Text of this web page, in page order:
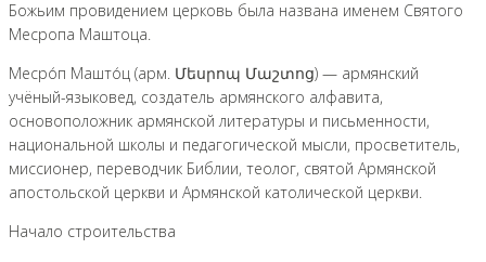
Божьим провидением церковь была названа именем Святого
Месропа Маштоца.
Месро́п Машто́ц (арм. Մեսրոպ Մաշտոց) — армянский
учёный-языковед, создатель армянского алфавита,
основоположник армянской литературы и письменности,
национальной школы и педагогической мысли, просветитель,
миссионер, переводчик Библии, теолог, святой Армянской
апостольской церкви и Армянской католической церкви.
Начало строительства